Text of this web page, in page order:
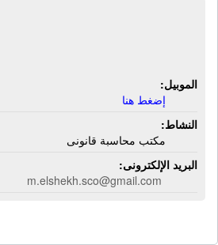
المكتب الإستشارى
الشيخ وشركاه | مكتب
الموبيل:
إضغط هنا
النشاط:
مكتب محاسبة قانونى
البريد الإلكترونى:
m.elshekh.sco@gmail.com